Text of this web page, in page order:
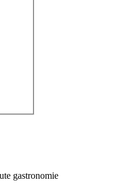
gastronomie